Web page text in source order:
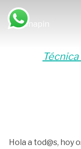
Saltar
Hola a tod@s, hoy